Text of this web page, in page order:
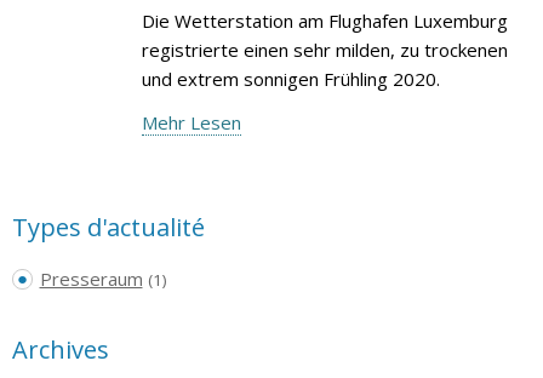
Die Wetterstation am Flughafen Luxemburg
registrierte einen sehr milden, zu trockenen
und extrem sonnigen Frühling 2020.
Mehr Lesen
Types d'actualité
Presseraum (1)
Archives